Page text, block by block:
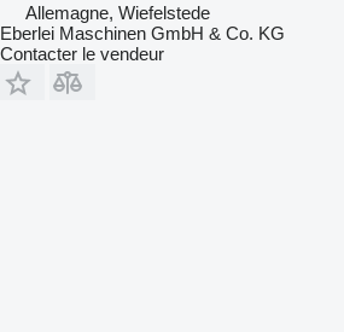
Allemagne, Wiefelstede
Eberlei Maschinen GmbH & Co. KG
Contacter le vendeur